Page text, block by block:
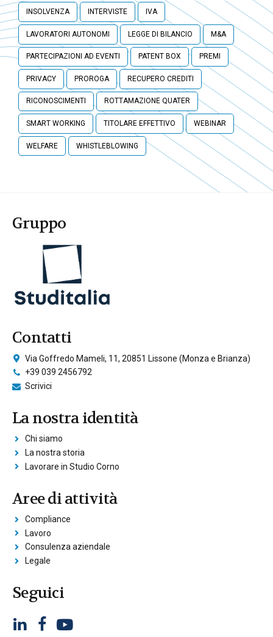
INSOLVENZA INTERVISTE IVA
LAVORATORI AUTONOMI LEGGE DI BILANCIO M&A
PARTECIPAZIONI AD EVENTI PATENT BOX PREMI
PRIVACY PROROGA RECUPERO CREDITI
RICONOSCIMENTI ROTTAMAZIONE QUATER
SMART WORKING TITOLARE EFFETTIVO WEBINAR
WELFARE WHISTLEBLOWING
Gruppo
Contatti
Via Goffredo Mameli, 11, 20851 Lissone (Monza e Brianza)
+39 039 2456792
Scrivici
La nostra identità
Chi siamo
La nostra storia
Lavorare in Studio Corno
Aree di attività
Compliance
Lavoro
Consulenza aziendale
Legale
Seguici